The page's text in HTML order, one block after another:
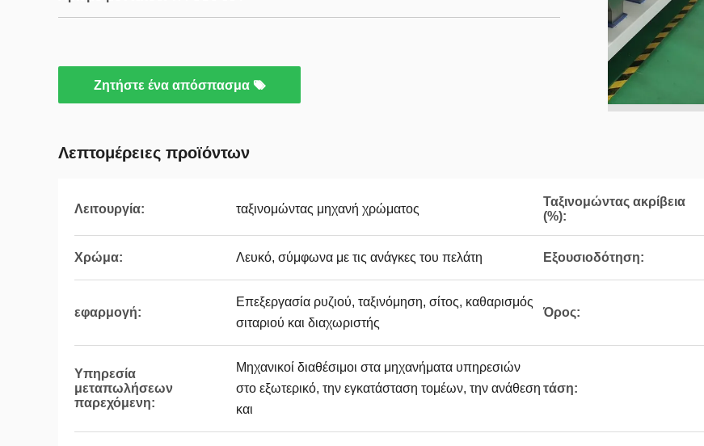
Ζητήστε ένα απόσπασμα
Λεπτομέρειες προϊόντων
Λειτουργία: ταξινομώντας μηχανή χρώματος
Ταξινομώντας ακρίβεια
(%):
Χρώμα: Λευκό, σύμφωνα με τις ανάγκες του πελάτη Εξουσιοδότηση:
εφαρμογή:
Επεξεργασία ρυζιού, ταξινόμηση, σίτος, καθαρισμός
σιταριού και διαχωριστής
Όρος:
Υπηρεσία
μεταπωλήσεων
παρεχόμενη:
Μηχανικοί διαθέσιμοι στα μηχανήματα υπηρεσιών
στο εξωτερικό, την εγκατάσταση τομέων, την ανάθεση
και
τάση: